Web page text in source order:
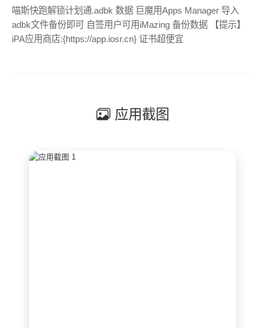
喵斯快跑解锁计划通.adbk 数据 巨魔用Apps Manager 导入
adbk文件备份即可 自签用户可用iMazing 备份数据 【提示】
iPA应用商店:{https://app.iosr.cn} 证书超便宜
应用截图